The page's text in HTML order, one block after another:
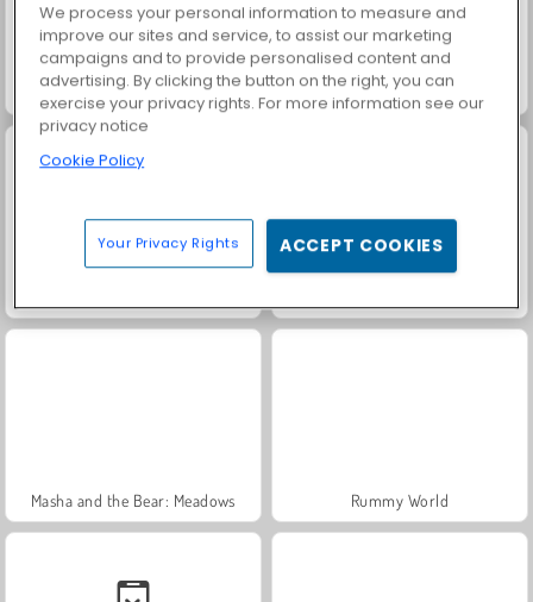
Jewel Garden Story Heroes of Myths
Masha and the Bear: Meadows Rummy World
We process your personal information to measure and
improve our sites and service, to assist our marketing
campaigns and to provide personalised content and
advertising. By clicking the button on the right, you can
exercise your privacy rights. For more information see our
privacy notice
Cookie Policy
Your Privacy Rights ACCEPT COOKIES